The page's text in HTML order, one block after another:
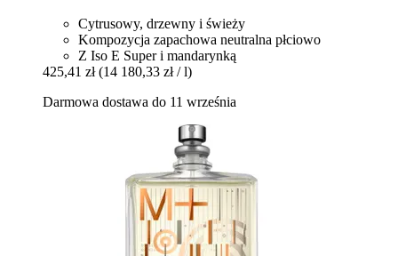
Cytrusowy, drzewny i świeży
Kompozycja zapachowa neutralna płciowo
Z Iso E Super i mandarynką
425,41 zł (14 180,33 zł / l)
Darmowa dostawa do 11 września